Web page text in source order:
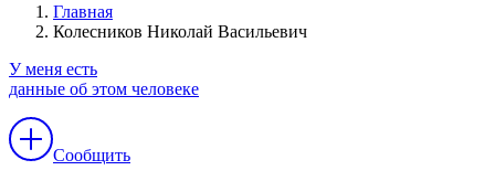
Главная
Колесников Николай Васильевич
У меня есть
данные об этом человеке
Сообщить